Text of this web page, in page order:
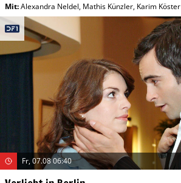
Mit:Alexandra Neldel, Mathis Künzler, Karim Köster
Fr, 07.08 06:40